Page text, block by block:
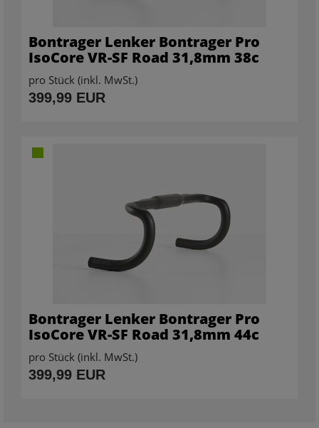
Bontrager Lenker Bontrager Pro
IsoCore VR-SF Road 31,8mm 38c
pro Stück (inkl. MwSt.)
399,99 EUR
Bontrager Lenker Bontrager Pro
IsoCore VR-SF Road 31,8mm 44c
pro Stück (inkl. MwSt.)
399,99 EUR